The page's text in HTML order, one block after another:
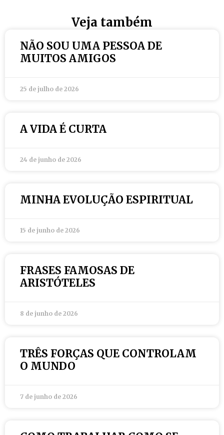
Veja também
NÃO SOU UMA PESSOA DE
MUITOS AMIGOS
25 de julho de 2026
A VIDA É CURTA
24 de junho de 2026
MINHA EVOLUÇÃO ESPIRITUAL
15 de junho de 2026
FRASES FAMOSAS DE
ARISTÓTELES
8 de junho de 2026
TRÊS FORÇAS QUE CONTROLAM
O MUNDO
7 de junho de 2026